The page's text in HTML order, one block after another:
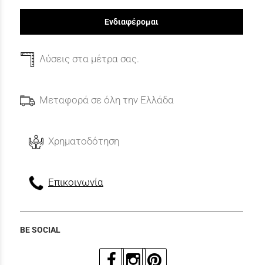
Ενδιαφέρομαι
Λύσεις στα μέτρα σας.
Μεταφορά σε όλη την Ελλάδα
Χρηματοδότηση
Επικοινωνία
BE SOCIAL